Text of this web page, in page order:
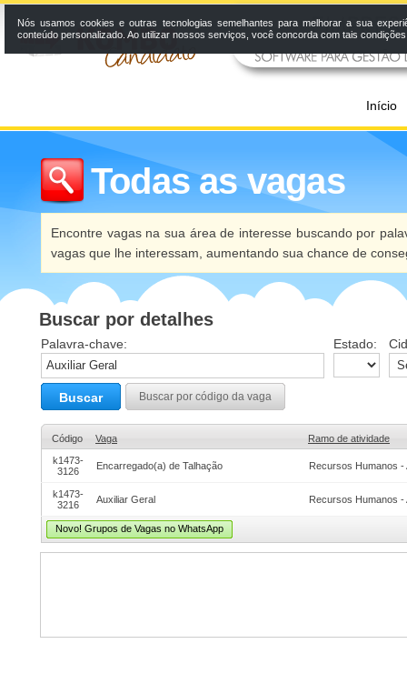
Início
Todas as vagas
Encontre vagas na sua área de interesse buscando por
vagas que lhe interessam, aumentando sua chance de
Buscar por detalhes
Palavra-chave: Estado:
Buscar Buscar por código da vaga
Código Vaga
Ramo de atividade
k1473-
3126
Encarregado(a) de Talhação Recursos Humanos -
k1473-
3216
Auxiliar Geral Recursos Humanos -
Novo! Grupos de Vagas no WhatsApp
Nós usamos cookies e outras tecnologias semelhantes para melhorar a sua
conteúdo personalizado. Ao utilizar nossos serviços, você concorda com tais